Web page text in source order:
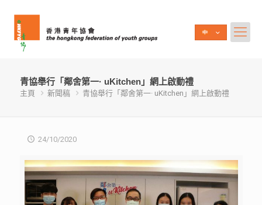
青協舉行「鄰舍第一· uKitchen」網上啟動禮
主頁 新聞稿 青協舉行「鄰舍第一· uKitchen」網上啟動禮
24/10/2020